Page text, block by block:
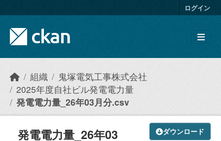
ログイン
組織
鬼塚電気工事株式会社
2025年度自社ビル発電電力量
発電電力量_26年03月分.csv
ダウンロード
発電電力量_26年03